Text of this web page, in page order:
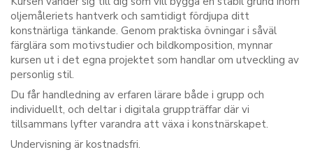
oljemåleriets hantverk och samtidigt fördjupa ditt
konstnärliga tänkande. Genom praktiska övningar i såväl
färglära som motivstudier och bildkomposition, mynnar
kursen ut i det egna projektet som handlar om utveckling av
personlig stil.
Du får handledning av erfaren lärare både i grupp och
individuellt, och deltar i digitala gruppträffar där vi
tillsammans lyfter varandra att växa i konstnärskapet.
Undervisning är kostnadsfri.